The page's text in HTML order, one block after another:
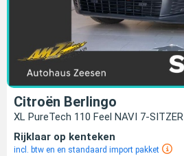
Citroën Berlingo
XL PureTech 110 Feel NAVI 7-SITZER
Rijklaar op kenteken
incl. btw en en standaard import pakket